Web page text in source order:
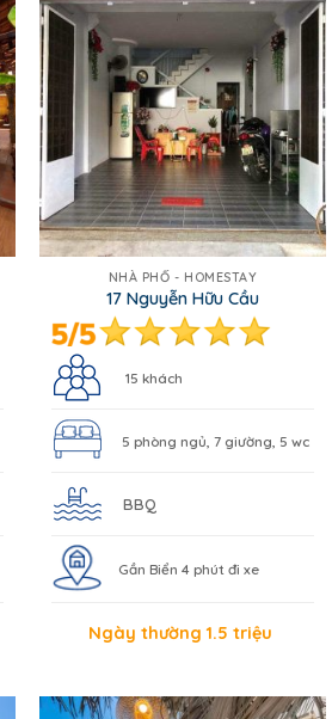
NHÀ PHỐ - HOMESTAY
17 Nguyễn Hữu Cầu
15 khách
5 phòng ngủ, 7 giường, 5 wc
BBQ
Gần Biển 4 phút đi xe
Ngày thường 1.5 triệu